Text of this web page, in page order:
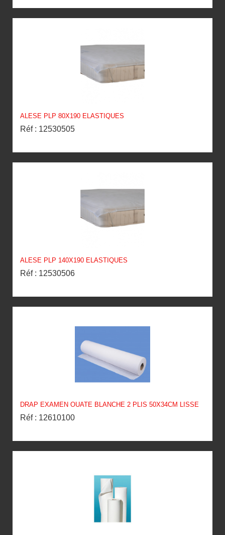
ALESE PLP 80X190 ELASTIQUES
Réf : 12530505
ALESE PLP 140X190 ELASTIQUES
Réf : 12530506
DRAP EXAMEN OUATE BLANCHE 2 PLIS 50X34CM LISSE
Réf : 12610100